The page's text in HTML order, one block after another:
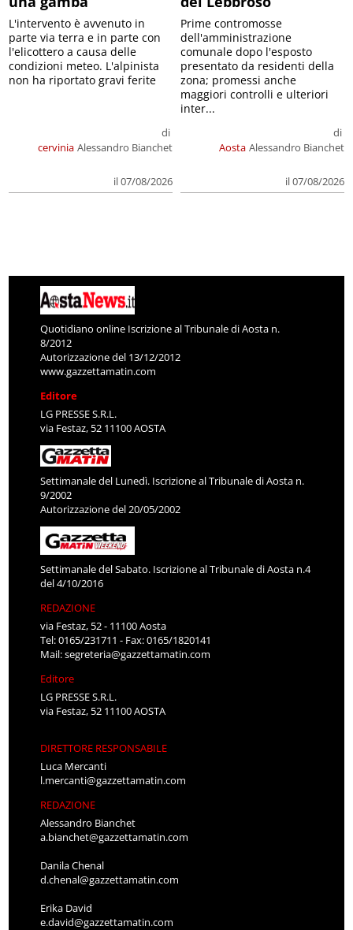
cervinia
di
Alessandro Bianchet
il 07/08/2026
L'intervento è avvenuto in
parte via terra e in parte con
l'elicottero a causa delle
condizioni meteo. L'alpinista
non ha riportato gravi ferite
Aosta
di
Alessandro Bianchet
il 07/08/2026
Prime contromosse
dell'amministrazione
comunale dopo l'esposto
presentato da residenti della
zona; promessi anche
maggiori controlli e ulteriori
inter...
Quotidiano online Iscrizione al Tribunale di Aosta n.
8/2012
Autorizzazione del 13/12/2012
www.gazzettamatin.com
Editore
LG PRESSE S.R.L.
via Festaz, 52 11100 AOSTA
Settimanale del Lunedì. Iscrizione al Tribunale di Aosta n.
9/2002
Autorizzazione del 20/05/2002
Settimanale del Sabato. Iscrizione al Tribunale di Aosta n.4
del 4/10/2016
REDAZIONE
via Festaz, 52 - 11100 Aosta
Tel: 0165/231711 - Fax: 0165/1820141
Mail:segreteria@gazzettamatin.com
Editore
LG PRESSE S.R.L.
via Festaz, 52 11100 AOSTA
DIRETTORE RESPONSABILE
Luca Mercanti
l.mercanti@gazzettamatin.com
REDAZIONE
Alessandro Bianchet
a.bianchet@gazzettamatin.com
Danila Chenal
d.chenal@gazzettamatin.com
Erika David
e.david@gazzettamatin.com